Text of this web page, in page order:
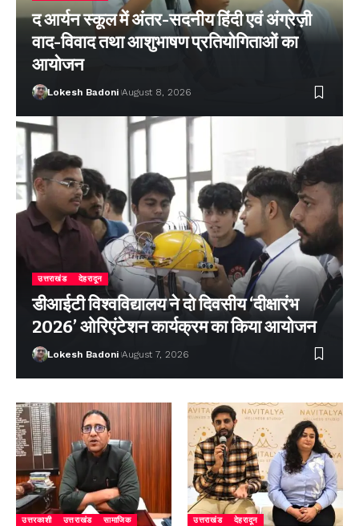
द आर्यन स्कूल में अंतर-सदनीय हिंदी एवं अंग्रेज़ी
वाद-विवाद तथा आशुभाषण प्रतियोगिताओं का
आयोजन
Lokesh Badoni August 8, 2026
उत्तराखंड देहरादून
डीआईटी विश्वविद्यालय ने दो दिवसीय ‘दीक्षारंभ
2026’ ओरिएंटेशन कार्यक्रम का किया आयोजन
Lokesh Badoni August 7, 2026
उत्तरकाशी उत्तराखंड सामाजिक उत्तराखंड देहरादून